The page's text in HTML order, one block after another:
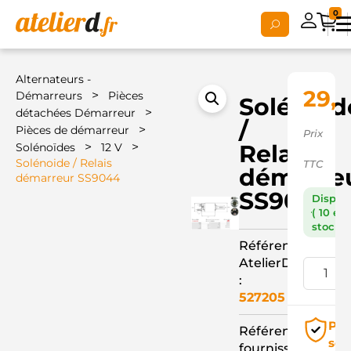
0
Alternateurs -
Démarreurs
>
Pièces
détachées Démarreur
>
Pièces de démarreur >
Solénoïdes > 12 V >
Solénoide / Relais
démarreur SS9044
/
Relais
SS9044
Référence
AtelierD
:
527205
Référence
Prix
TTC
( 10 en
stock )